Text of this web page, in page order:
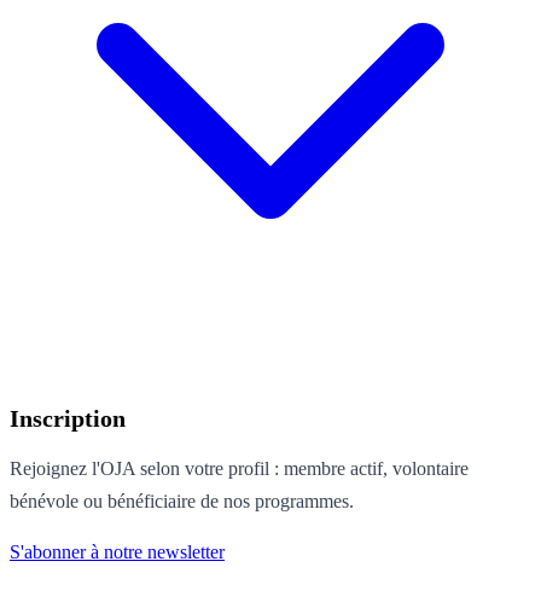
Inscription
Rejoignez l'OJA selon votre profil : membre actif, volontaire
bénévole ou bénéficiaire de nos programmes.
S'abonner à notre newsletter